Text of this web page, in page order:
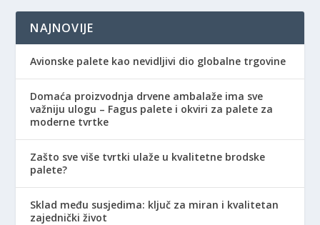
NAJNOVIJE
Avionske palete kao nevidljivi dio globalne trgovine
Domaća proizvodnja drvene ambalaže ima sve
važniju ulogu – Fagus palete i okviri za palete za
moderne tvrtke
Zašto sve više tvrtki ulaže u kvalitetne brodske
palete?
Sklad među susjedima: ključ za miran i kvalitetan
zajednički život